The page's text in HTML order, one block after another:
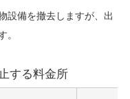
設備を撤去しますが、出
。
する料金所